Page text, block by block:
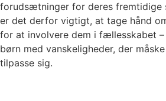
forudsætninger for deres fremtidige
er det derfor vigtigt, at tage hånd
for at involvere dem i fællesskabet
børn med vanskeligheder, der
tilpasse sig.